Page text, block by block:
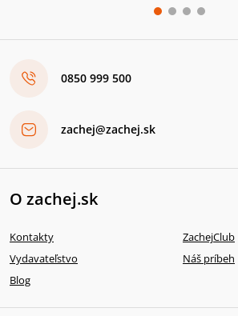
0850 999 500
zachej@zachej.sk
O zachej.sk
Kontakty
ZachejClub
Vydavateľstvo
Náš príbeh
Blog